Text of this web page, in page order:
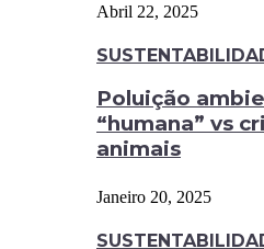
Abril 22, 2025
Poluição
“humana” vs
animais
Janeiro 20, 2025